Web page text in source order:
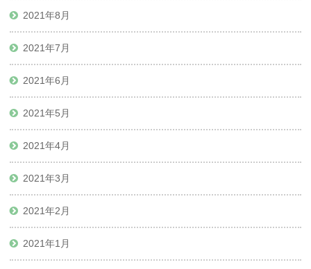
2021年8月
2021年7月
2021年6月
2021年5月
2021年4月
2021年3月
2021年2月
2021年1月